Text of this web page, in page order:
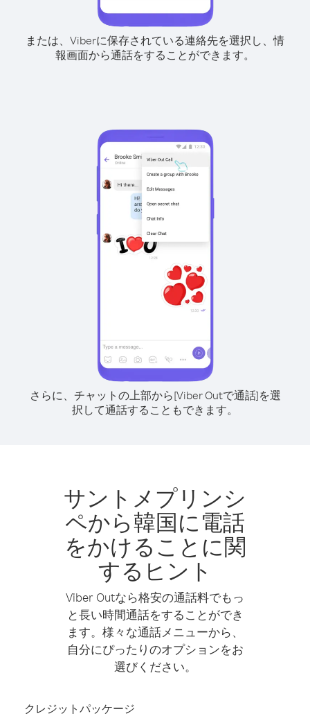
または、Viberに保存されている連絡先を選択し、情
報画面から通話をすることができます。
さらに、チャットの上部から[Viber Outで通話]を選
択して通話することもできます。
サントメプリンシ
ペから韓国に電話
をかけることに関
するヒント
Viber Outなら格安の通話料でもっ
と長い時間通話をすることができ
ます。様々な通話メニューから、
自分にぴったりのオプションをお
選びください。
クレジットパッケージ